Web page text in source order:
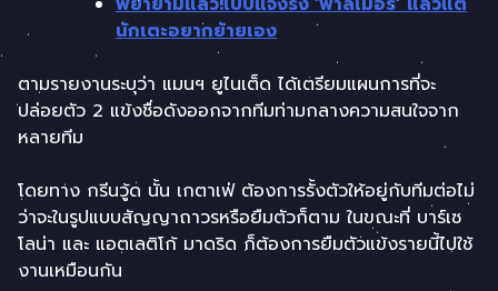
นักเตะอยากย้ายเอง
ตามรายงานระบุว่า แมนฯ ยูไนเต็ด ได้เตรียมแผนการที่จะ
ปล่อยตัว 2 แข้งชื่อดังออกจากทีมท่ามกลางความสนใจจาก
หลายทีม
โดยทาง กรีนวู้ด นั้น เกตาเฟ่ ต้องการรั้งตัวให้อยู่กับทีมต่อไม่
ว่าจะในรูปแบบสัญญาถาวรหรือยืมตัวก็ตาม ในขณะที่ บาร์เซ
โลน่า และ แอตเลติโก้ มาดริด ก็ต้องการยืมตัวแข้งรายนี้ไปใช้
งานเหมือนกัน